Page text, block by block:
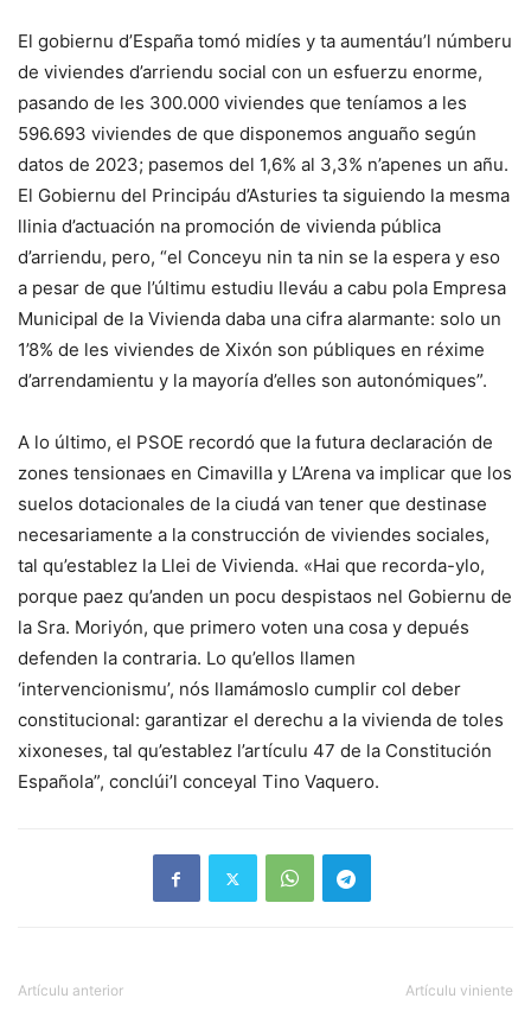
El gobiernu d’España tomó midíes y ta aumentáu’l númberu
de viviendes d’arriendu social con un esfuerzu enorme,
pasando de les 300.000 viviendes que teníamos a les
596.693 viviendes de que disponemos anguaño según
datos de 2023; pasemos del 1,6% al 3,3% n’apenes un añu.
El Gobiernu del Principáu d’Asturies ta siguiendo la mesma
llinia d’actuación na promoción de vivienda pública
d’arriendu, pero, “el Conceyu nin ta nin se la espera y eso
a pesar de que l’últimu estudiu lleváu a cabu pola Empresa
Municipal de la Vivienda daba una cifra alarmante: solo un
1’8% de les viviendes de Xixón son públiques en réxime
d’arrendamientu y la mayoría d’elles son autonómiques”.
A lo último, el PSOE recordó que la futura declaración de
zones tensionaes en Cimavilla y L’Arena va implicar que los
suelos dotacionales de la ciudá van tener que destinase
necesariamente a la construcción de viviendes sociales,
tal qu’establez la Llei de Vivienda. «Hai que recorda-ylo,
porque paez qu’anden un pocu despistaos nel Gobiernu de
la Sra. Moriyón, que primero voten una cosa y depués
defenden la contraria. Lo qu’ellos llamen
‘intervencionismu’, nós llamámoslo cumplir col deber
constitucional: garantizar el derechu a la vivienda de toles
xixoneses, tal qu’establez l’artículu 47 de la Constitución
Española”, conclúi’l conceyal Tino Vaquero.
Artículu anterior Artículu viniente